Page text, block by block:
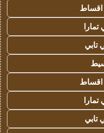
تابي
تابي